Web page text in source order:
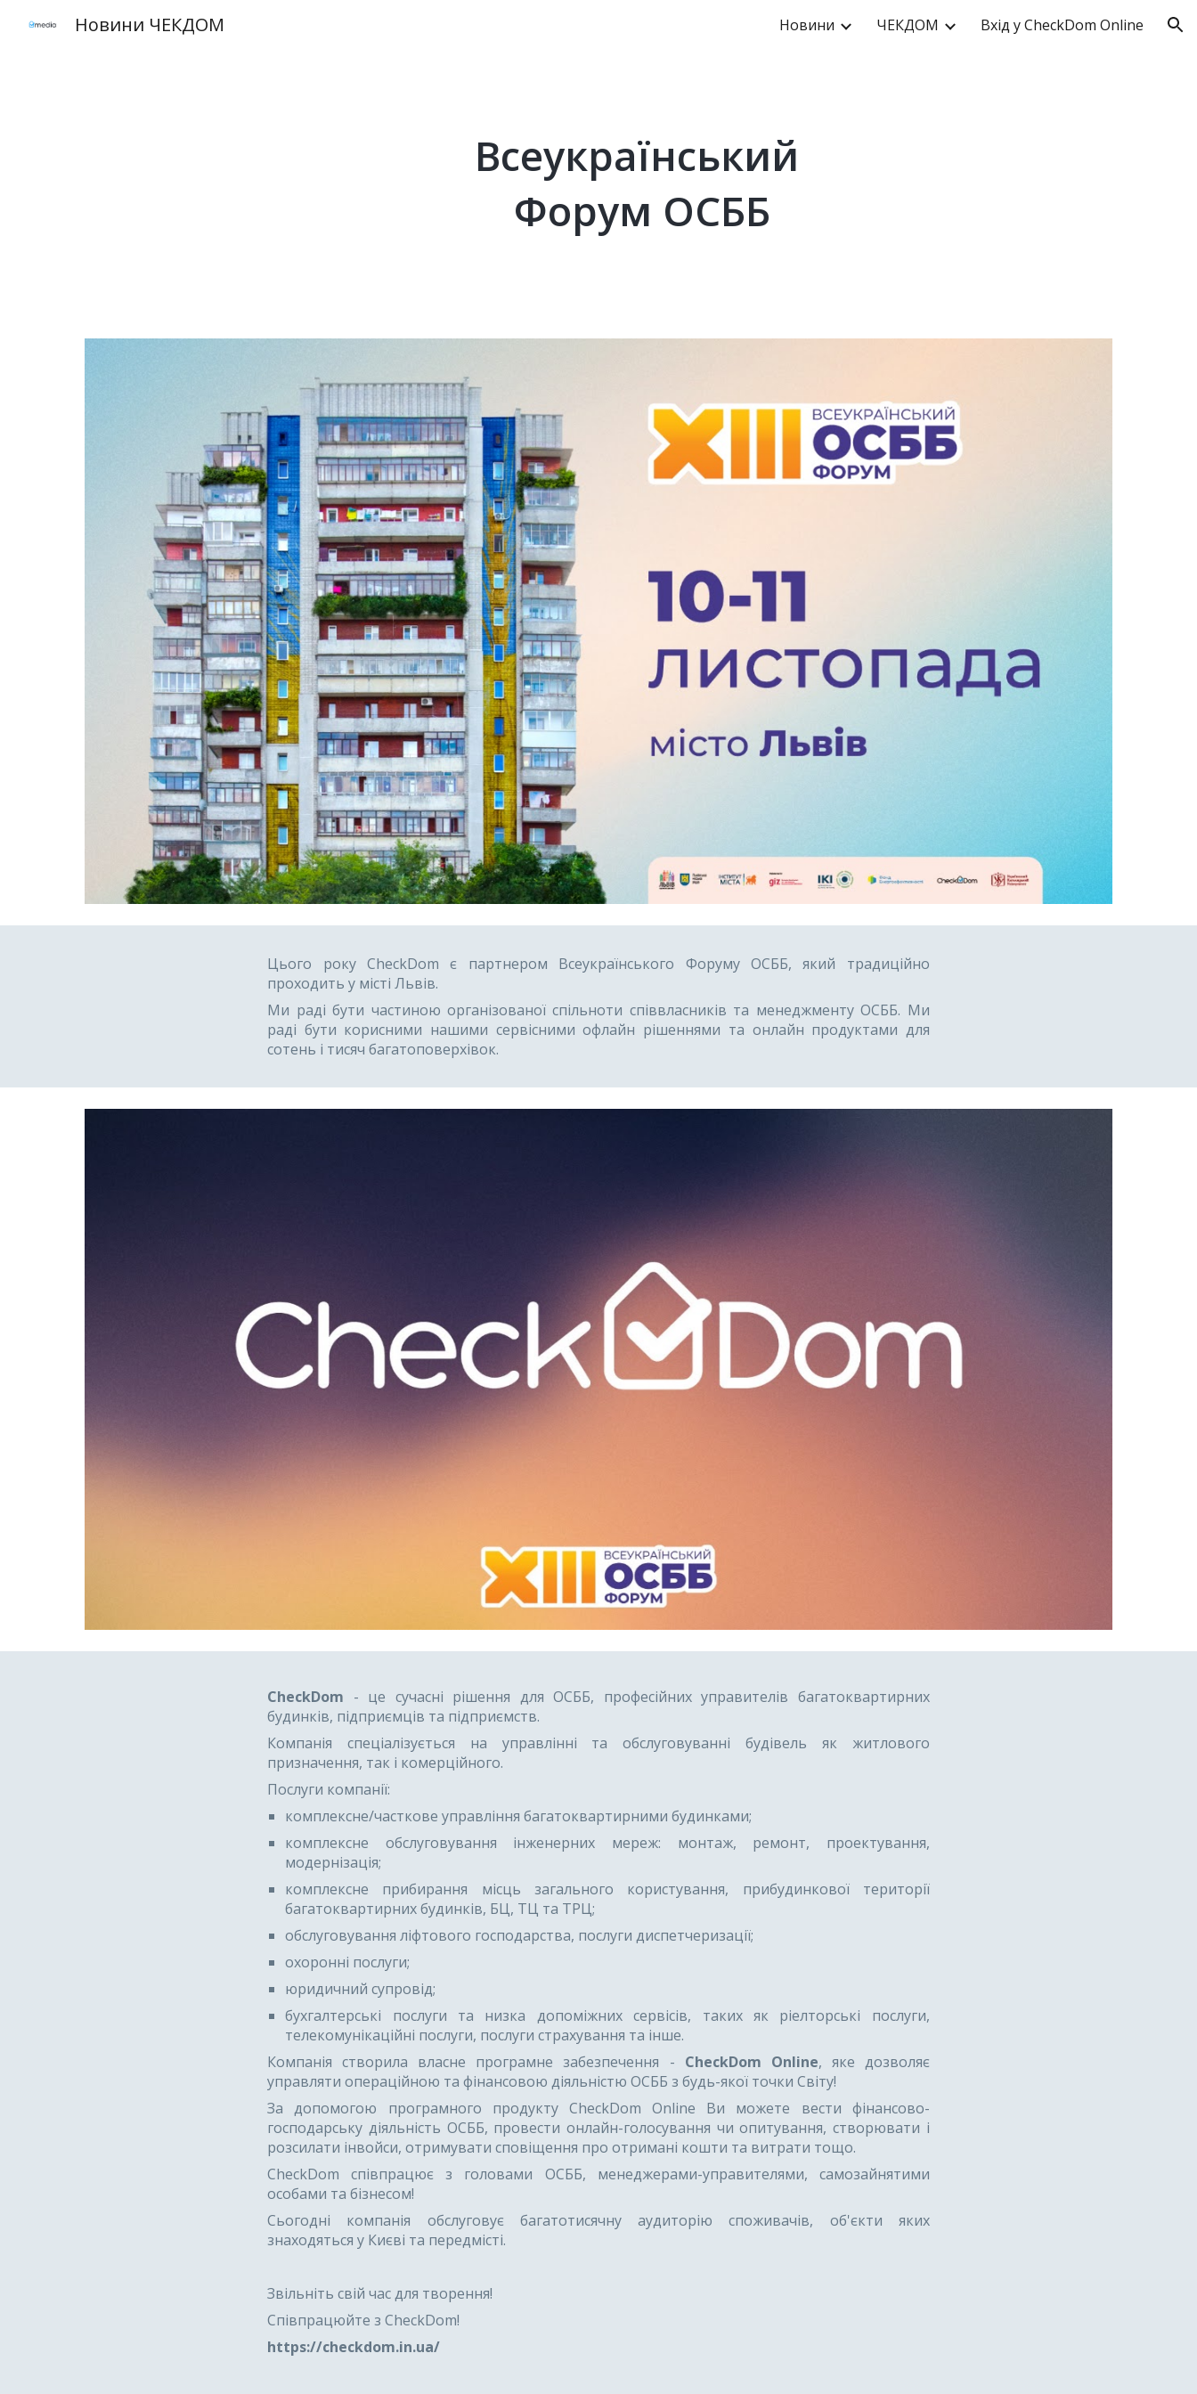
Skip to navigation
Новини ЧЕКДОМ Новини ЧЕКДОМ Вхід у CheckDom Online
Всеукраїнський
Форум ОСББ
Цього рокуCheckDom є партнером Всеукраїнського Форуму ОСББ, який традиційно
проходить у місті Львів.
Ми раді бути частиною організованої спільноти співвласників та менеджменту ОСББ. Ми
раді бути корисними нашими сервісними офлайн рішеннями та онлайн продуктами для
сотень і тисяч багатоповерхівок.
CheckDom - це сучасні рішення для ОСББ, професійних управителів багатоквартирних
будинків, підприємців та підприємств.
Компанія спеціалізується на управлінні та обслуговуванні будівель як житлового
призначення, так і комерційного.
Послуги компанії:
комплексне/часткове управління багатоквартирними будинками;
комплексне обслуговування інженерних мереж: монтаж, ремонт, проектування,
модернізація;
комплексне прибирання місць загального користування, прибудинкової території
багатоквартирних будинків, БЦ, ТЦ та ТРЦ;
обслуговування ліфтового господарства, послуги диспетчеризації;
охоронні послуги;
юридичний супровід;
бухгалтерські послуги та низка допоміжних сервісів, таких як ріелторські послуги,
телекомунікаційні послуги, послуги страхування та інше.
Компанія створила власне програмне забезпечення - CheckDom Online, яке дозволяє
управляти операційною та фінансовою діяльністю ОСББ з будь-якої точки Світу!
За допомогою програмного продукту CheckDom Online Ви можете вести фінансово-
господарську діяльність ОСББ, провести онлайн-голосування чи опитування, створювати і
розсилати інвойси, отримувати сповіщення про отримані кошти та витрати тощо.
CheckDom співпрацює з головами ОСББ, менеджерами-управителями, самозайнятими
особами та бізнесом!
Сьогодні компанія обслуговує багатотисячну аудиторію споживачів, об'єкти яких
знаходяться у Києві та передмісті.
Звільніть свій час для творення!
Співпрацюйте з CheckDom!
https://checkdom.in.ua/